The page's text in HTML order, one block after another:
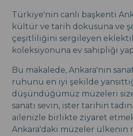
Türkiye'nin canlı başkenti
kültür ve tarih dokusuna ve
çeşitliliğini sergileyen
koleksiyonuna ev sahipliği
Bu makalede, Ankara'nın
ruhunu en iyi şekilde
düşündüğümüz müzeleri size
sanatı sevin, ister tarihin
ailenizle birlikte ziyaret
Ankara'daki müzeler ülkenin